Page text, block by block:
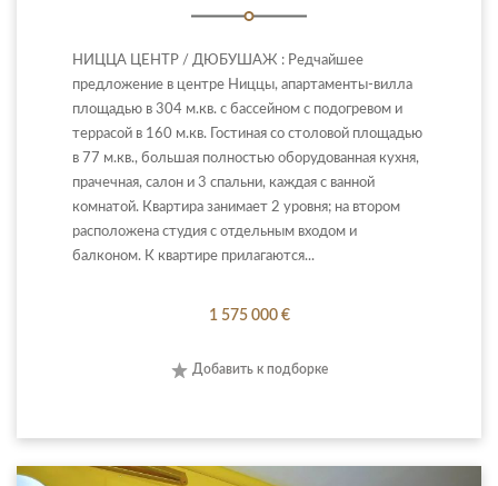
НИЦЦА ЦЕНТР / ДЮБУШАЖ : Редчайшее
предложение в центре Ниццы, апартаменты-вилла
площадью в 304 м.кв. с бассейном с подогревом и
террасой в 160 м.кв. Гостиная со столовой площадью
в 77 м.кв., большая полностью оборудованная кухня,
прачечная, салон и 3 спальни, каждая с ванной
комнатой. Квартира занимает 2 уровня; на втором
расположена студия с отдельным входом и
балконом. К квартире прилагаются...
1 575 000 €
Добавить к подборке